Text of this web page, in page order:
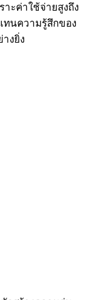
าะค่าใช้จ่ายสูงถึง
ทนความรู้สึกของ
งยิ่ง